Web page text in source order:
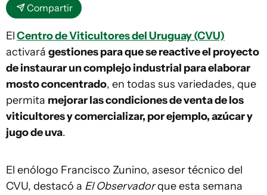
Compartir
ElCentro de Viticultores del Uruguay (CVU)
activará gestiones para que se reactive el proyecto
de instaurar un complejo industrial para elaborar
mosto concentrado, en todas sus variedades, que
permita mejorar las condiciones de venta de los
viticultores y comercializar, por ejemplo, azúcar y
jugo de uva.
El enólogo Francisco Zunino, asesor técnico del
CVU, destacó a El Observadorque esta semana